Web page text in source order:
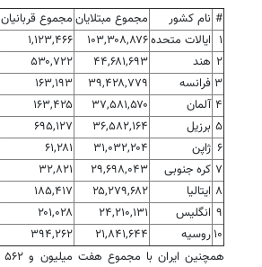
# نام کشور مجموع مبتلایان مجموع قربانیان
۱ ایالات متحده۱۰۳,۳۰۸,۸۷۶
۱,۱۲۳,۴۶۶
۲ هند ۴۴,۶۸۱,۶۹۳
۵۳۰,۷۲۲
۳ فرانسه ۳۹,۴۲۸,۷۷۹
۱۶۳,۱۹۳
۴ آلمان ۳۷,۵۸۱,۵۷۰
۱۶۳,۴۲۵
۵ برزیل ۳۶,۵۸۲,۱۶۴
۶۹۵,۱۲۷
۶ ژاپن ۳۱,۰۳۲,۲۰۴
۶۱,۲۸۱
۷ کره جنوبی ۲۹,۶۹۸,۰۴۳
۳۲,۸۲۱
۸ ایتالیا ۲۵,۲۷۹,۶۸۲
۱۸۵,۴۱۷
۹ انگلیس ۲۴,۲۱۰,۱۳۱
۲۰۱,۰۲۸
۱۰ روسیه ۲۱,۸۴۱,۶۴۴
۳۹۴,۲۶۲